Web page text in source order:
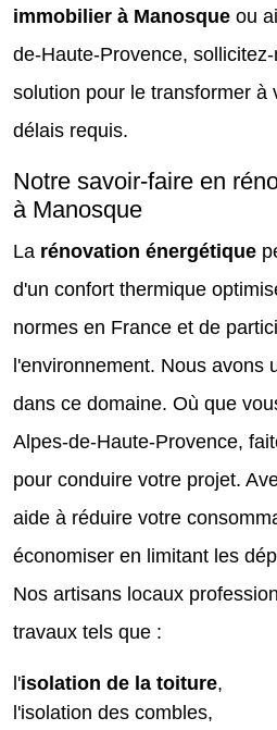
immobilier à Manosque ou
de-Haute-Provence,
solution pour le transformer à
délais requis.
Notre savoir-faire en
à Manosque
La rénovation énergétique
d'un confort thermique
normes en France et de
l'environnement. Nous avons
dans ce domaine. Où que
Alpes-de-Haute-Provence,
pour conduire votre projet.
aide à réduire votre
économiser en limitant les
Nos artisans locaux
travaux tels que :
l'isolation de la toiture,
l'isolation des combles,